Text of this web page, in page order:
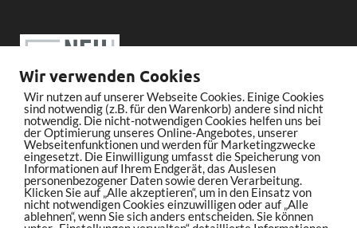
Wir verwenden Cookies
Wir nutzen auf unserer Webseite Cookies. Einige Cookies
sind notwendig (z.B. für den Warenkorb) andere sind nicht
notwendig. Die nicht-notwendigen Cookies helfen uns bei
der Optimierung unseres Online-Angebotes, unserer
Webseitenfunktionen und werden für Marketingzwecke
eingesetzt. Die Einwilligung umfasst die Speicherung von
Informationen auf Ihrem Endgerät, das Auslesen
personenbezogener Daten sowie deren Verarbeitung.
Klicken Sie auf „Alle akzeptieren“, um in den Einsatz von
nicht notwendigen Cookies einzuwilligen oder auf „Alle
ablehnen“, wenn Sie sich anders entscheiden. Sie können